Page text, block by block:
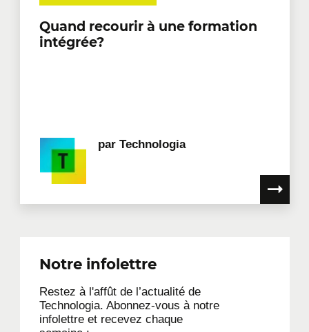
Quand recourir à une formation
intégrée?
par Technologia
Notre infolettre
Restez à l'affût de l’actualité de
Technologia. Abonnez-vous à notre
infolettre et recevez chaque